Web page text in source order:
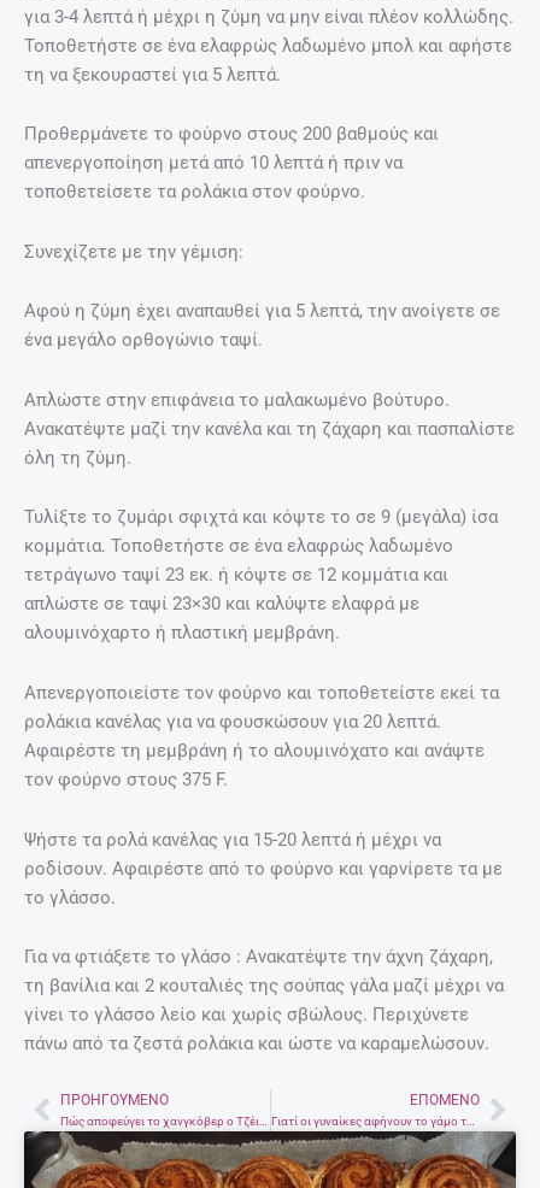
για 3-4 λεπτά ή μέχρι η ζύμη να μην είναι πλέον κολλώδης.
Τοποθετήστε σε ένα ελαφρώς λαδωμένο μπολ και αφήστε
τη να ξεκουραστεί για 5 λεπτά.
Προθερμάνετε το φούρνο στους 200 βαθμούς και
απενεργοποίηση μετά από 10 λεπτά ή πριν να
τοποθετείσετε τα ρολάκια στον φούρνο.
Συνεχίζετε με την γέμιση:
Αφού η ζύμη έχει αναπαυθεί για 5 λεπτά, την ανοίγετε σε
ένα μεγάλο ορθογώνιο ταψί.
Απλώστε στην επιφάνεια το μαλακωμένο βούτυρο.
Ανακατέψτε μαζί την κανέλα και τη ζάχαρη και πασπαλίστε
όλη τη ζύμη.
Τυλίξτε το ζυμάρι σφιχτά και κόψτε το σε 9 (μεγάλα) ίσα
κομμάτια. Τοποθετήστε σε ένα ελαφρώς λαδωμένο
τετράγωνο ταψί 23 εκ. ή κόψτε σε 12 κομμάτια και
απλώστε σε ταψί 23×30 και καλύψτε ελαφρά με
αλουμινόχαρτο ή πλαστική μεμβράνη.
Απενεργοποιείστε τον φούρνο και τοποθετείστε εκεί τα
ρολάκια κανέλας για να φουσκώσουν για 20 λεπτά.
Αφαιρέστε τη μεμβράνη ή το αλουμινόχατο και ανάψτε
τον φούρνο στους 375 F.
Ψήστε τα ρολά κανέλας για 15-20 λεπτά ή μέχρι να
ροδίσουν. Αφαιρέστε από το φούρνο και γαρνίρετε τα με
το γλάσσο.
Για να φτιάξετε το γλάσο : Ανακατέψτε την άχνη ζάχαρη,
τη βανίλια και 2 κουταλιές της σούπας γάλα μαζί μέχρι να
γίνει το γλάσσο λείο και χωρίς σβώλους. Περιχύνετε
πάνω από τα ζεστά ρολάκια και ώστε να καραμελώσουν.
Prev
ΠΡΟΗΓΟΎΜΕΝΟ ΕΠΌΜΕΝΟ
Γιατί οι γυναίκες αφήνουν το γάμο τους